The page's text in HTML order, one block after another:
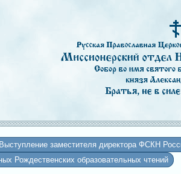
Выступление заместителя директора ФСКН
Рождественских образовательных чтений